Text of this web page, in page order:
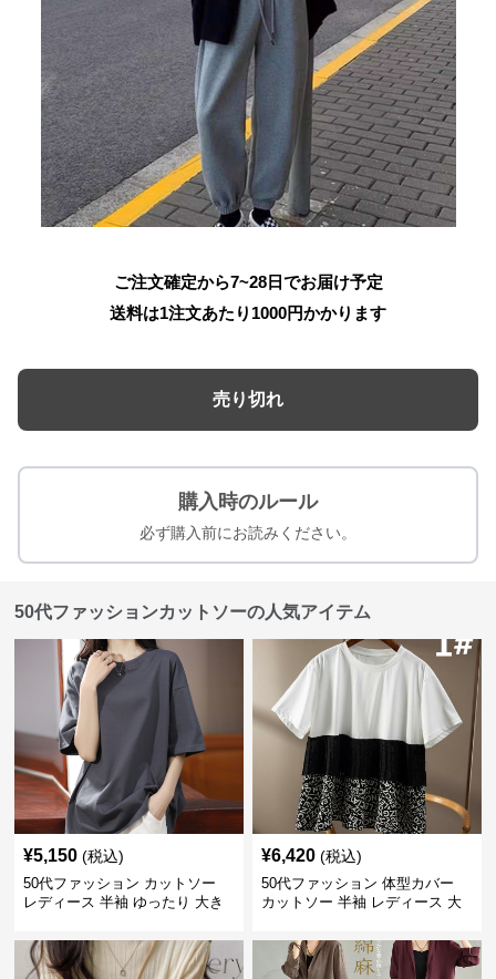
ご注文確定から7~28日でお届け予定
送料は1注文あたり 1000円かかります
売り切れ
購入時のルール
必ず購入前にお読みください。
50代ファッションカットソーの人気アイテム
¥5,150 (税込)
50代ファッション カットソー
レディース 半袖 ゆったり 大き
¥6,420 (税込)
50代ファッション 体型カバー
カットソー 半袖 レディース 大